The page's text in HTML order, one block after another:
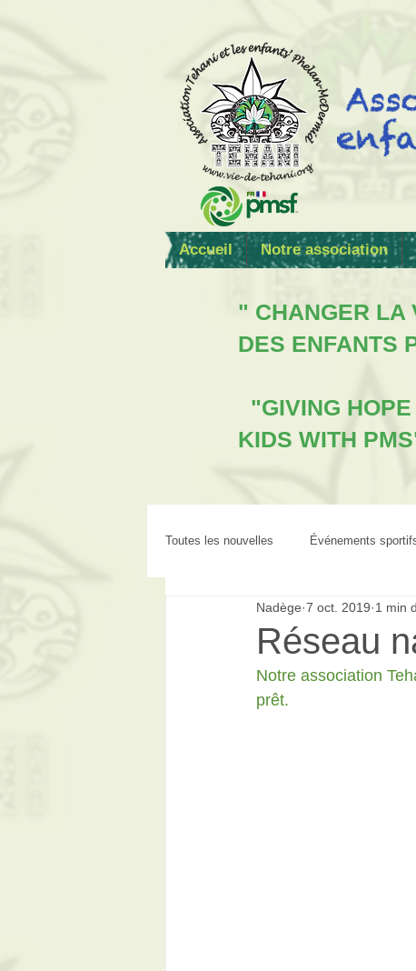
Accueil Notre association
" CHANGER LA
DES ENFANTS
"GIVING HOPE
KIDS WITH
Toutes les nouvelles Événements
Réseau
Nadège 7 oct. 2019 1 min
Notre association
prêt.